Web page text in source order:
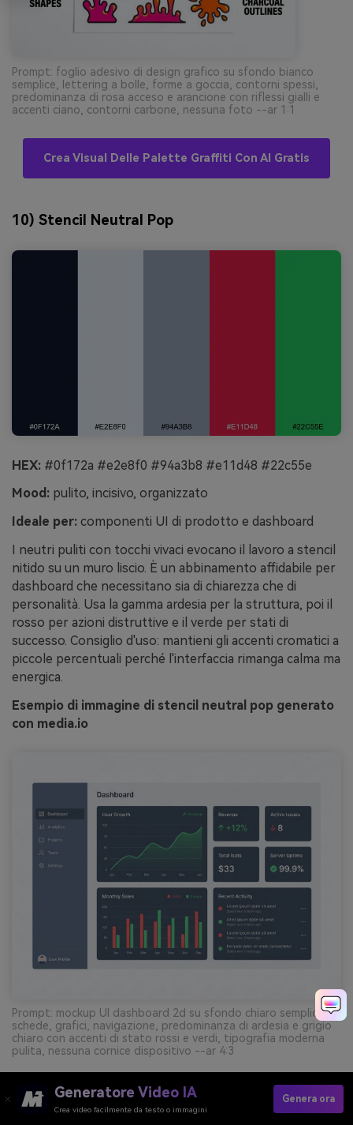
Prompt: foglio adesivo di design grafico su sfondo bianco
semplice, lettering a bolle, forme a goccia, contorni spessi,
predominanza di rosa acceso e arancione con riflessi gialli e
accenti ciano, contorni carbone, nessuna foto --ar 1:1
Crea Visual Delle Palette Graffiti Con AI Gratis
10) Stencil Neutral Pop
HEX: #0f172a #e2e8f0 #94a3b8 #e11d48 #22c55e
Mood: pulito, incisivo, organizzato
Ideale per: componenti UI di prodotto e dashboard
I neutri puliti con tocchi vivaci evocano il lavoro a stencil
nitido su un muro liscio. È un abbinamento affidabile per
dashboard che necessitano sia di chiarezza che di
personalità. Usa la gamma ardesia per la struttura, poi il
rosso per azioni distruttive e il verde per stati di
successo. Consiglio d'uso: mantieni gli accenti cromatici a
piccole percentuali perché l'interfaccia rimanga calma ma
energica.
Esempio di immagine di stencil neutral pop generato
con media.io
Prompt: mockup UI dashboard 2d su sfondo chiaro semplice,
schede, grafici, navigazione, predominanza di ardesia e grigio
chiaro con accenti di stato rossi e verdi, tipografia moderna
pulita, nessuna cornice dispositivo --ar 4:3
Crea Visual Delle Palette Graffiti Con AI Gratis
Generatore Video IA
Crea video facilmente da testo o immagini
Genera ora